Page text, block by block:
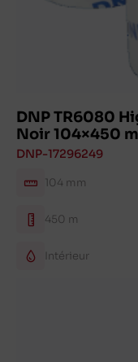
DNP TR6080
Noir 104×450
DNP-17296249
104 mm
450 m
Intérieur